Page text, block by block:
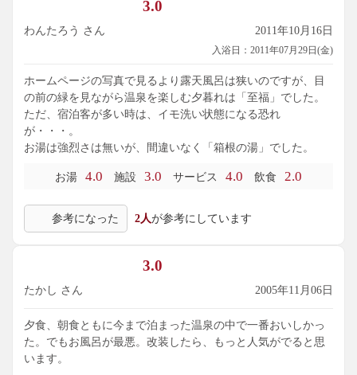
3.0
わんたろう さん 2011年10月16日
入浴日：2011年07月29日(金)
ホームページの写真で見るより露天風呂は狭いのですが、目
の前の緑を見ながら温泉を楽しむ夕暮れは「至福」でした。
ただ、宿泊客が多い時は、イモ洗い状態になる恐れ
が・・・。
お湯は強烈さは無いが、間違いなく「箱根の湯」でした。
お湯 4.0 施設 3.0 サービス 4.0 飲食 2.0
参考になった 2人が参考にしています
3.0
たかし さん 2005年11月06日
夕食、朝食ともに今まで泊まった温泉の中で一番おいしかっ
た。でもお風呂が最悪。改装したら、もっと人気がでると思
います。